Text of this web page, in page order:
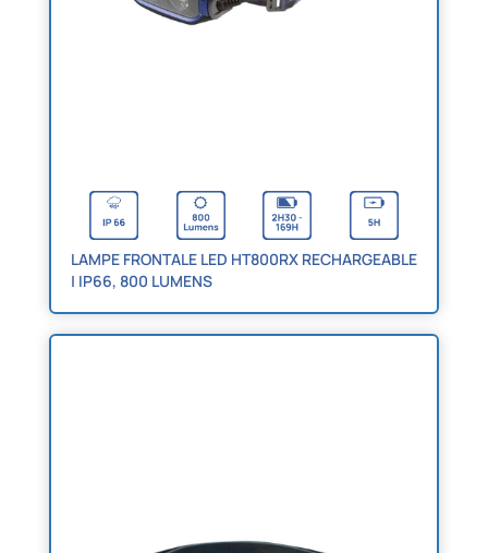
LAMPE FRONTALE LED HT800RX RECHARGEABLE
| IP66, 800 LUMENS